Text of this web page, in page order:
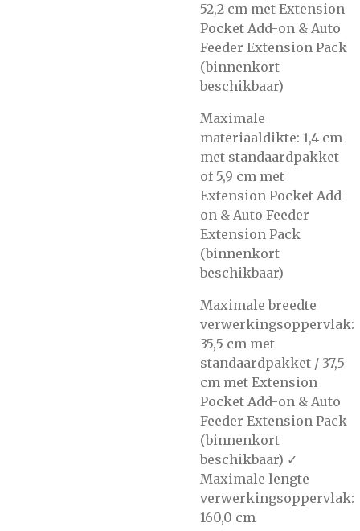
52,2 cm met Extension
Pocket Add-on & Auto
Feeder Extension Pack
(binnenkort
beschikbaar)
Maximale
materiaaldikte: 1,4 cm
met standaardpakket
of 5,9 cm met
Extension Pocket Add-
on & Auto Feeder
Extension Pack
(binnenkort
beschikbaar)
Maximale breedte
verwerkingsoppervlak:
35,5 cm met
standaardpakket / 37,5
cm met Extension
Pocket Add-on & Auto
Feeder Extension Pack
(binnenkort
beschikbaar) ✓
Maximale lengte
verwerkingsoppervlak:
160,0 cm